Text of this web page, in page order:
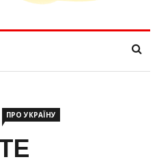
ПРО УКРАЇНУ